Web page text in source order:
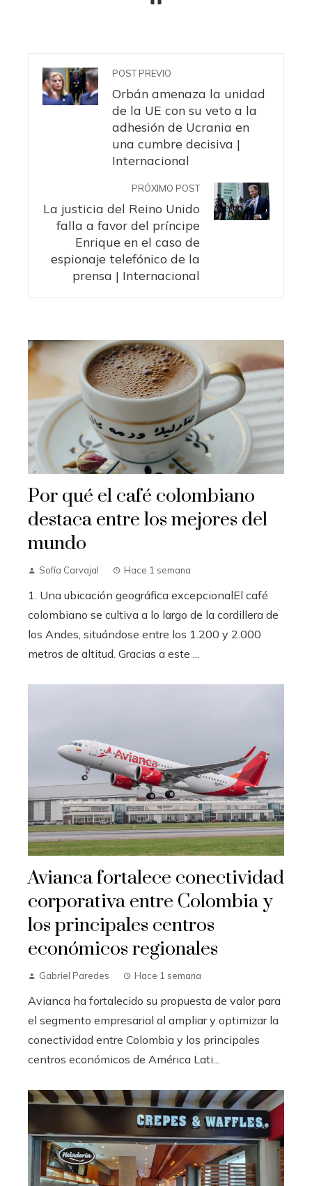
POST PREVIO
Orbán amenaza la unidad
de la UE con su veto a la
adhesión de Ucrania en
una cumbre decisiva |
Internacional
PRÓXIMO POST
La justicia del Reino Unido
falla a favor del príncipe
Enrique en el caso de
espionaje telefónico de la
prensa | Internacional
Por qué el café colombiano
destaca entre los mejores del
mundo
Sofía Carvajal Hace 1 semana
1. Una ubicación geográfica excepcionalEl café
colombiano se cultiva a lo largo de la cordillera de
los Andes, situándose entre los 1.200 y 2.000
metros de altitud. Gracias a este ...
Avianca fortalece conectividad
corporativa entre Colombia y
los principales centros
económicos regionales
Gabriel Paredes Hace 1 semana
Avianca ha fortalecido su propuesta de valor para
el segmento empresarial al ampliar y optimizar la
conectividad entre Colombia y los principales
centros económicos de América Lati...